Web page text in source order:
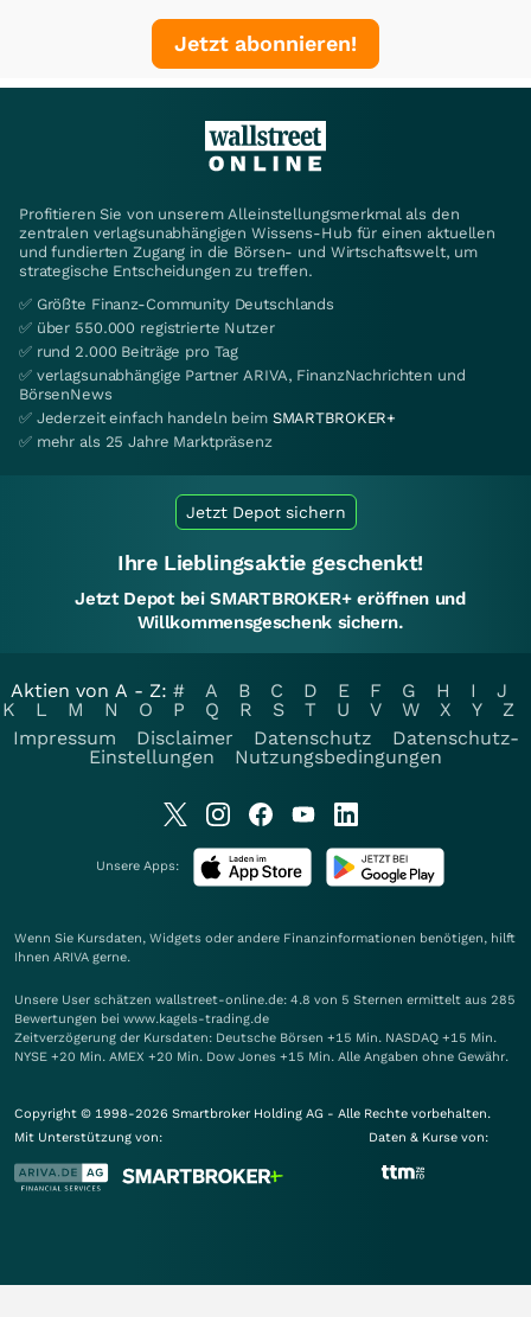
Jetzt abonnieren!
Profitieren Sie von unserem Alleinstellungsmerkmal als den
zentralen verlagsunabhängigen Wissens-Hub für einen aktuellen
und fundierten Zugang in die Börsen- und Wirtschaftswelt, um
strategische Entscheidungen zu treffen.
✅ Größte Finanz-Community Deutschlands
✅ über 550.000 registrierte Nutzer
✅ rund 2.000 Beiträge pro Tag
✅ verlagsunabhängige Partner ARIVA, FinanzNachrichten und
BörsenNews
✅ Jederzeit einfach handeln beim SMARTBROKER+
✅ mehr als 25 Jahre Marktpräsenz
Jetzt Depot sichern
Ihre Lieblingsaktie geschenkt!
Jetzt Depot bei SMARTBROKER+ eröffnen und
Willkommensgeschenk sichern.
Aktien von A - Z: # A B C D E F G H I
J
K
L M N O P Q R S T U V W X Y
Z
Impressum
Disclaimer Datenschutz
Datenschutz-
Einstellungen
Nutzungsbedingungen
Unsere Apps:
Wenn Sie Kursdaten, Widgets oder andere Finanzinformationen benötigen, hilft
Ihnen ARIVA gerne.
Unsere User schätzen wallstreet-online.de: 4.8 von 5 Sternen ermittelt aus 285
Bewertungen bei www.kagels-trading.de
Zeitverzögerung der Kursdaten: Deutsche Börsen +15 Min. NASDAQ +15 Min.
NYSE +20 Min. AMEX +20 Min. Dow Jones +15 Min. Alle Angaben ohne Gewähr.
Copyright © 1998-2026 Smartbroker Holding AG - Alle Rechte vorbehalten.
Mit Unterstützung von:
Daten & Kurse von: